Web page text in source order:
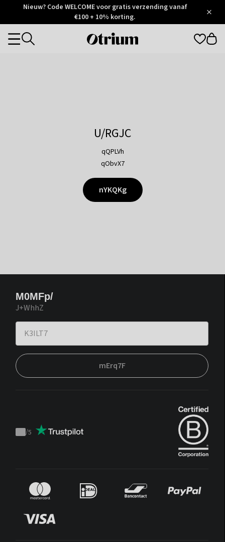
Otrium
Trustpilot
Nieuw? Code WELCOME voor gratis verzending vanaf
€100 + 10% korting.
Otrium
Categories
U/RGJC
qQPLVh
qObvX7
nYKQKg
M0MFp/
J+WhhZ
mErq7F
Trustpilot
/5